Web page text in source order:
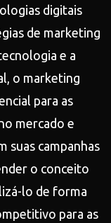
digitais
de marketing
e a
o marketing
para as
mercado e
suas campanhas
o conceito
lo de forma
para as